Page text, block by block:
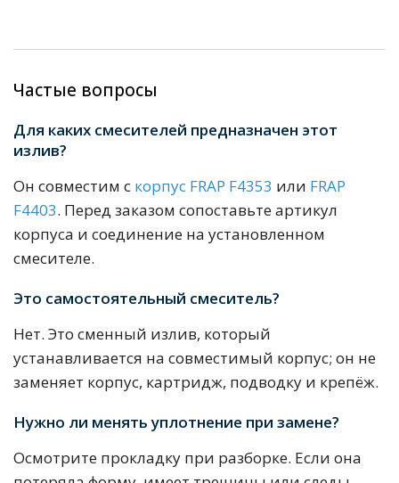
Частые вопросы
Для каких смесителей предназначен этот
излив?
Он совместим с корпус FRAP F4353 или FRAP
F4403. Перед заказом сопоставьте артикул
корпуса и соединение на установленном
смесителе.
Это самостоятельный смеситель?
Нет. Это сменный излив, который
устанавливается на совместимый корпус; он не
заменяет корпус, картридж, подводку и крепёж.
Нужно ли менять уплотнение при замене?
Осмотрите прокладку при разборке. Если она